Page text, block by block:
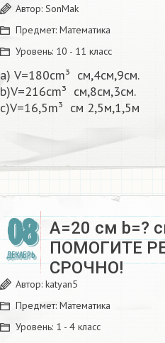
Автор: SonMak
Предмет: Математика
Уровень: 10 - 11 класс
а) V=180cm³ см,4см,9см.
b)V=216cm³ см,8см,3см.
c)V=16,5m³ см 2,5м,1,5м
08
ДЕКАБРЬ
A=20 см b=?
ПОМОГИТЕ
СРОЧНО!
Автор: katyan5
Предмет: Математика
Уровень: 1 - 4 класс